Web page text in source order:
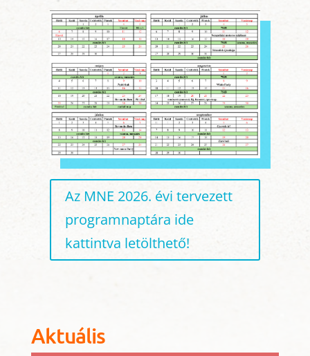
Az MNE 2026. évi tervezett
programnaptára ide
kattintva letölthető!
Aktuális